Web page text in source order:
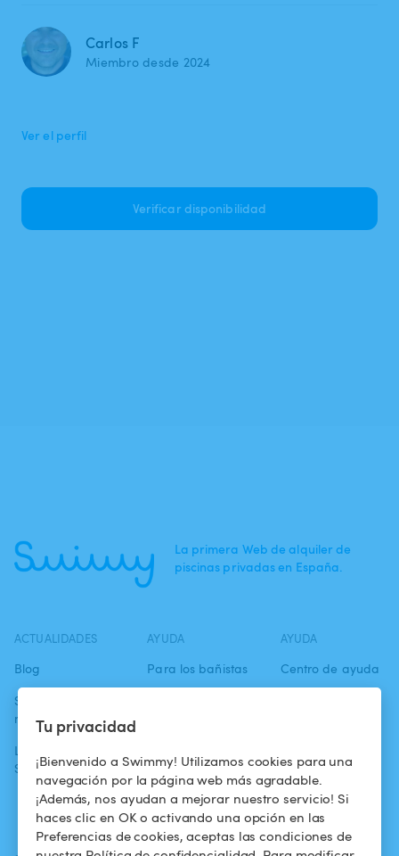
Tu privacidad
¡Bienvenido a Swimmy! Utilizamos cookies para una
navegación por la página web más agradable.
¡Además, nos ayudan a mejorar nuestro servicio! Si
haces clic en OK o activando una opción en las
Preferencias de cookies, aceptas las condiciones de
Carlos F
Miembro desde 2024
Ver el perfil
Verificar disponibilidad
La primera Web de alquiler de
piscinas privadas en España.
ACTUALIDADES
Blog
Swimmy en los
medios
La aventura
Swimmy
AYUDA
Para los bañistas
piscina
¿Cómo funciona?
AYUDA
Centro de ayuda
confidencialidad
Aviso legal